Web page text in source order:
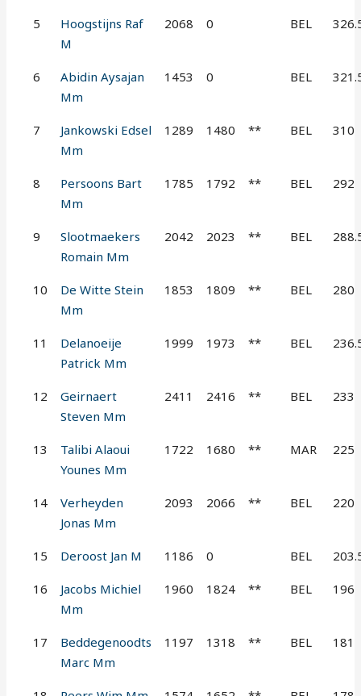
5
Hoogstijns Raf
M
2068 0 BEL
6
Abidin Aysajan
Mm
1453 0 BEL
7
Jankowski Edsel
Mm
1289 1480 ** BEL 310
8
Persoons Bart
Mm
1785 1792 ** BEL 292
9
Slootmaekers
Romain Mm
2042 2023 ** BEL
10
De Witte Stein
Mm
1853 1809 ** BEL 280
11
Delanoeije
Patrick Mm
1999 1973 ** BEL
12
Geirnaert
Steven Mm
2411 2416 ** BEL 233
13
Talibi Alaoui
Younes Mm
1722 1680 ** MAR 225
14
Verheyden
Jonas Mm
2093 2066 ** BEL 220
15 Deroost Jan M 1186 0 BEL
16
Jacobs Michiel
Mm
1960 1824 ** BEL 196
17
Beddegenoodts
Marc Mm
1197 1318 ** BEL 181